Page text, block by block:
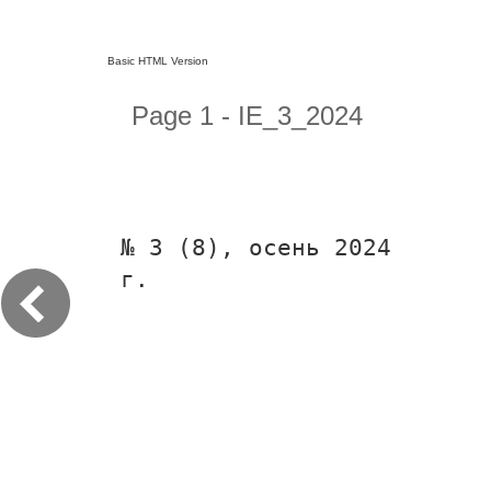
Basic HTML Version
Page 1 - IE_3_2024
№ 3 (8), осень 2024
г.